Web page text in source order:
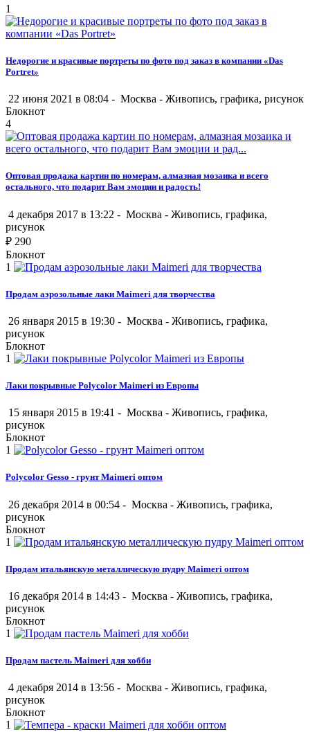
1
Недорогие и красивые портреты по фото под заказ в компании «Das
Portret»
22 июня 2021 в 08:04 - Москва - Живопись, графика, рисунок
Блокнот
4
Оптовая продажа картин по номерам, алмазная мозаика и всего
остального, что подарит Вам эмоции и радость!
4 декабря 2017 в 13:22 - Москва - Живопись, графика,
рисунок
₽ 290
Блокнот
1
Продам аэрозольные лаки Maimeri для творчества
26 января 2015 в 19:30 - Москва - Живопись, графика,
рисунок
Блокнот
1
Лаки покрывные Polycolor Maimeri из Европы
15 января 2015 в 19:41 - Москва - Живопись, графика,
рисунок
Блокнот
1
Polycolor Gesso - грунт Maimeri оптом
26 декабря 2014 в 00:54 - Москва - Живопись, графика,
рисунок
Блокнот
1
Продам итальянскую металлическую пудру Maimeri оптом
16 декабря 2014 в 14:43 - Москва - Живопись, графика,
рисунок
Блокнот
1
Продам пастель Maimeri для хобби
4 декабря 2014 в 13:56 - Москва - Живопись, графика,
рисунок
Блокнот
1